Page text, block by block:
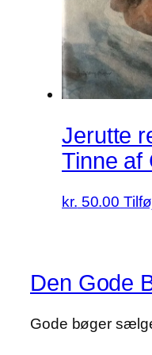
Jerutte
Tinne af
kr. 50.00
Den Gode
Gode bøger